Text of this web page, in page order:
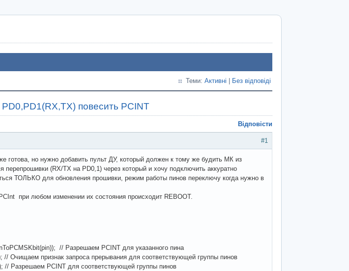
Теми: Активні Без відповіді
повесить PCINT
Відповісти
#1
готова, но нужно добавить пульт ДУ, который должен к тому же будить МК из
перепрошивки (RX/TX на PD0,1) через который и хочу подключить аккуратно
ТОЛЬКО для обновления прошивки, режим работы пинов переключу когда нужно в
при любом изменении их состояния происходит REBOOT.
// Разрешаем PCINT для указанного пина
Очищаем признак запроса прерывания для соответствующей группы пинов
// Разрешаем PCINT для соответствующей группы пинов